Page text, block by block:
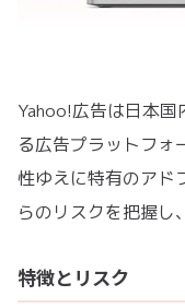
Yahoo!広告は日本
る広告プラットフォ
性ゆえに特有のアド
らのリスクを把握し
特徴とリスク